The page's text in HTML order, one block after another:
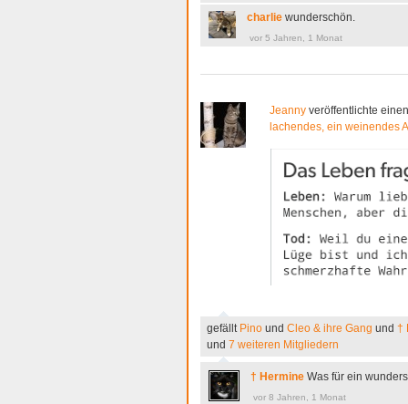
charlie wunderschön.
vor 5 Jahren, 1 Monat
Jeanny veröffentlichte
lachendes, ein weinendes
gefällt Pino und Cleo & ihre Gang und †
und 7 weiteren Mitgliedern
† Hermine Was für ein
vor 8 Jahren, 1 Monat